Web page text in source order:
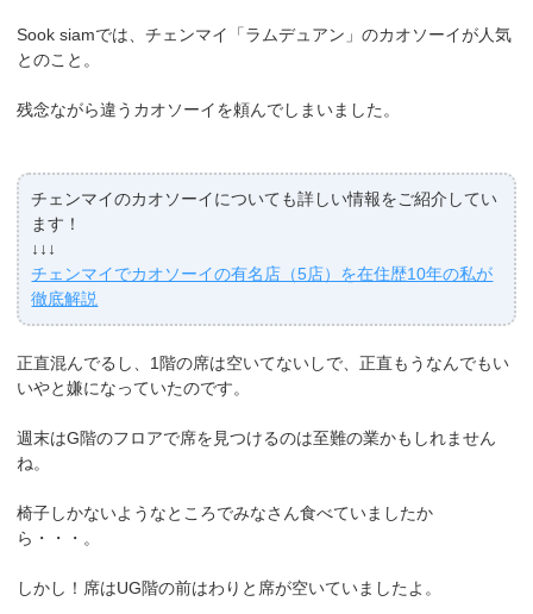
Sook siamでは、チェンマイ「ラムデュアン」のカオソーイが人気
とのこと。
残念ながら違うカオソーイを頼んでしまいました。
チェンマイのカオソーイについても詳しい情報をご紹介してい
ます！
↓↓↓
チェンマイでカオソーイの有名店（5店）を在住歴10年の私が
徹底解説
正直混んでるし、1階の席は空いてないしで、正直もうなんでもい
いやと嫌になっていたのです。
週末はG階のフロアで席を見つけるのは至難の業かもしれません
ね。
椅子しかないようなところでみなさん食べていましたか
ら・・・。
しかし！席はUG階の前はわりと席が空いていましたよ。